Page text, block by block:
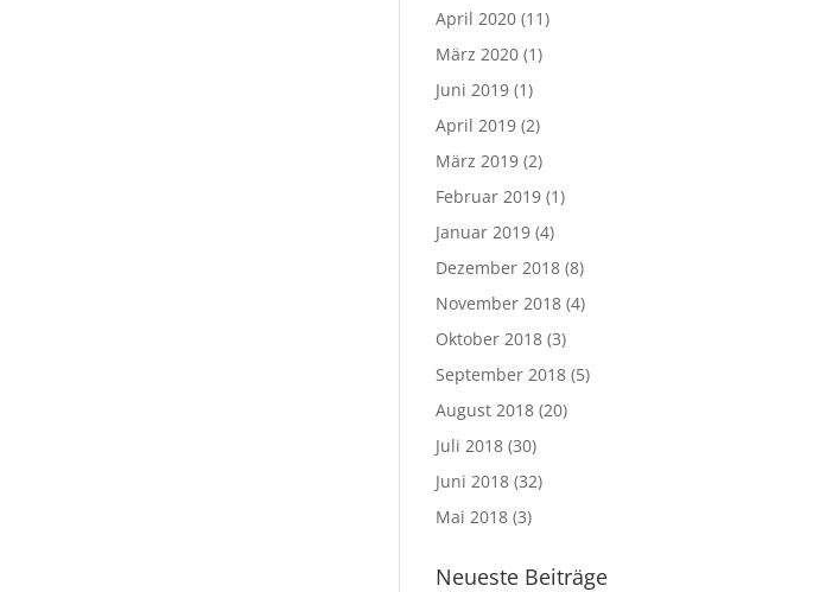
April 2020 (11)
März 2020 (1)
Juni 2019 (1)
April 2019 (2)
März 2019 (2)
Februar 2019 (1)
Januar 2019 (4)
Dezember 2018 (8)
November 2018 (4)
Oktober 2018 (3)
September 2018 (5)
August 2018 (20)
Juli 2018 (30)
Juni 2018 (32)
Mai 2018 (3)
Neueste Beiträge